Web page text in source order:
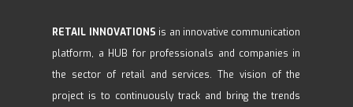
RETAIL INNOVATIONS is an innovative communication
platform, a HUB for professionals and companies in
the sector of retail and services. The vision of the
project is to continuously track and bring the trends